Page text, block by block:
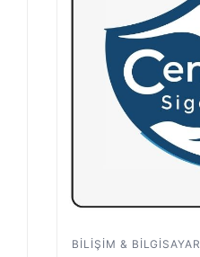
BILIŞIM & BILGISAYAR